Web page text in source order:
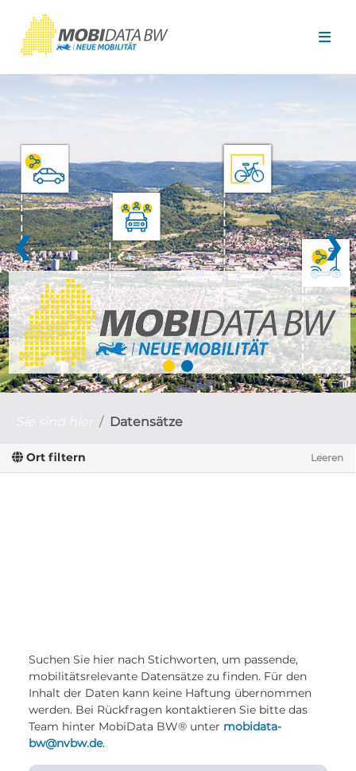
❮ ❯
Datensätze
Ort filtern Leeren
Suchen Sie hier nach Stichworten, um passende,
mobilitätsrelevante Datensätze zu finden. Für den
Inhalt der Daten kann keine Haftung übernommen
werden. Bei Rückfragen kontaktieren Sie bitte das
Team hinter MobiData BW® unter mobidata-
bw@nvbw.de.